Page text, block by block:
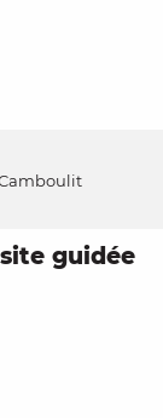
guidée